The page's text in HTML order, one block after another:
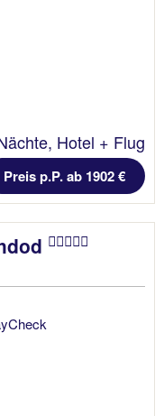
Hotel + Flug
Preis p.P. ab 1902 €